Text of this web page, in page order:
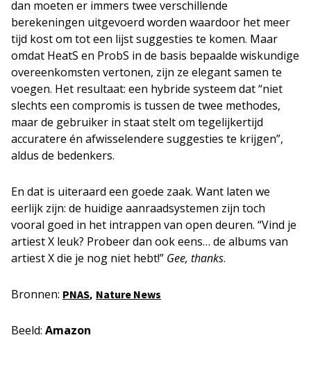
dan moeten er immers twee verschillende
berekeningen uitgevoerd worden waardoor het meer
tijd kost om tot een lijst suggesties te komen. Maar
omdat HeatS en ProbS in de basis bepaalde wiskundige
overeenkomsten vertonen, zijn ze elegant samen te
voegen. Het resultaat: een hybride systeem dat “niet
slechts een compromis is tussen de twee methodes,
maar de gebruiker in staat stelt om tegelijkertijd
accuratere én afwisselendere suggesties te krijgen”,
aldus de bedenkers.
En dat is uiteraard een goede zaak. Want laten we
eerlijk zijn: de huidige aanraadsystemen zijn toch
vooral goed in het intrappen van open deuren. “Vind je
artiest X leuk? Probeer dan ook eens… de albums van
artiest X die je nog niet hebt!” Gee, thanks.
Bronnen: PNAS, Nature News
Beeld: Amazon